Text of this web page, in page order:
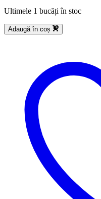
Ultimele 1 bucăți în stoc
Adaugă în coș